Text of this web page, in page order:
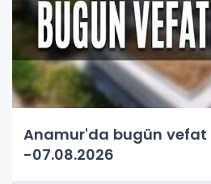
Anamur'da bugün vefat
-07.08.2026